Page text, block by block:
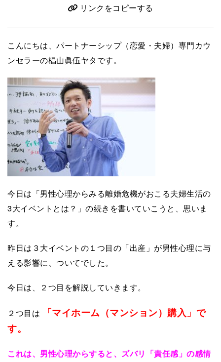
リンクをコピーする
こんにちは、パートナーシップ（恋愛・夫婦）専門カウ
ンセラーの椙山眞伍ヤタです。
今日は「男性心理からみる離婚危機がおこる夫婦生活の
3大イベントとは？」の続きを書いていこうと、思いま
す。
昨日は３大イベントの１つ目の「出産」が男性心理に与
える影響に、ついてでした。
今日は、２つ目を解説していきます。
２つ目は
「マイホーム（マンション）購入」で
す。
これは、男性心理からすると、ズバリ「責任感」の感情